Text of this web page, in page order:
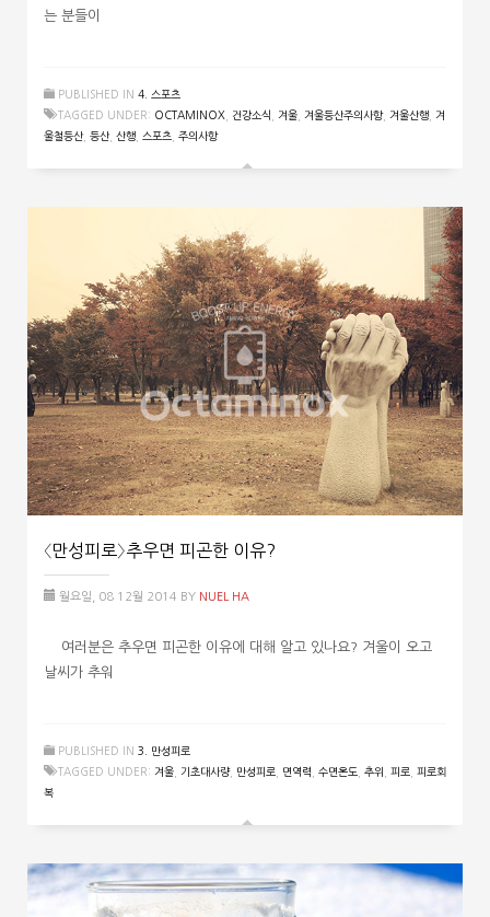
는 분들이
PUBLISHED IN 4. 스포츠
TAGGED UNDER: OCTAMINOX 건강소식 겨울 겨울등산주의사항, 겨울산행 겨
울철등산, 등산, 산행 스포츠 주의사항
〈만성피로〉추우면 피곤한 이유?
월요일, 08 12월 2014 BY NUEL HA
여러분은 추우면 피곤한 이유에 대해 알고 있나요? 겨울이 오고
날씨가 추워
PUBLISHED IN 3. 만성피로
TAGGED UNDER: 겨울 기초대사량, 만성피로 면역력 수면온도 추위 피로
피로회
복